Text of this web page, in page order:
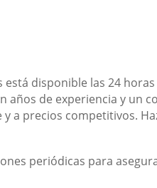
disponible las 24
años de experiencia y un
a precios competitivos.
periódicas para